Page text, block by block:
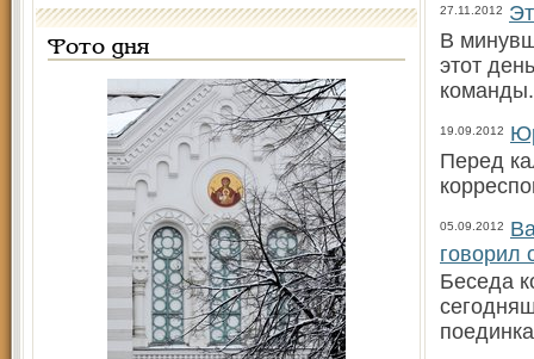
Фото дня
27.11.2012
В
этот
команды.
19.09.2012
Перед
05.09.2012
говорил
Беседа